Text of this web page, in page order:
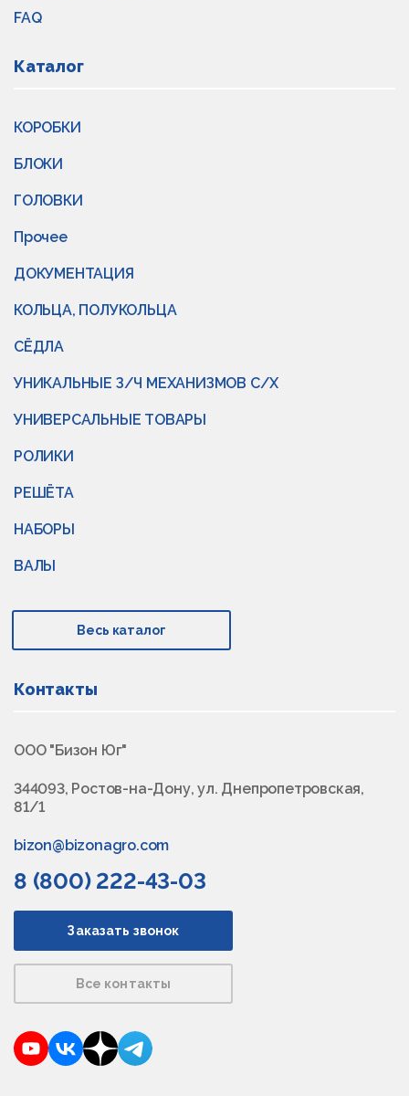
FAQ
Каталог
КОРОБКИ
БЛОКИ
ГОЛОВКИ
Прочее
ДОКУМЕНТАЦИЯ
КОЛЬЦА, ПОЛУКОЛЬЦА
СЁДЛА
УНИКАЛЬНЫЕ З/Ч МЕХАНИЗМОВ С/Х
УНИВЕРСАЛЬНЫЕ ТОВАРЫ
РОЛИКИ
РЕШЁТА
НАБОРЫ
ВАЛЫ
Весь каталог
Контакты
ООО "Бизон Юг"
344093, Ростов-на-Дону, ул. Днепропетровская,
81/1
bizon@bizonagro.com
8 (800) 222-43-03
Заказать звонок
Все контакты
YouTubeVKontakte
DzenTelegram